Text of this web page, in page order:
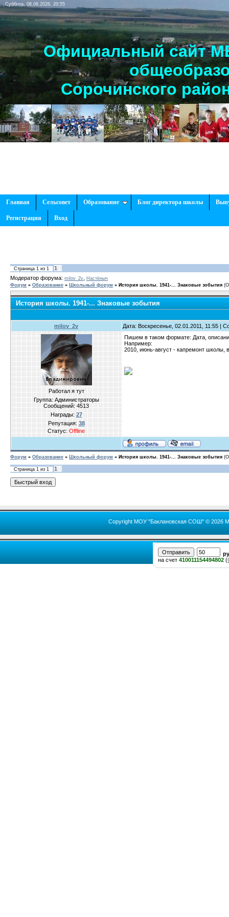
Суббота, 08.08.2026, 20:55
Официальный сайт
Сорочинского
Главная Сельсовет Образование Блог директора школы
Регистрация Вход
Страница 1 из 1
1
Модератор форума: milov_2v, Настёныч
Форум » Образование » Школьный форум » История школы. 1941-... Знаковые зобытия
История школы. 1941-... Знаковые зобытия
milov_2v Дата: Воскресенье, 02.01.2011, 11:55 |
Работал я тут
Группа: Администраторы
Сообщений: 4513
Награды: 27
Репутация: 38
Статус: Offline
Пишем в таком формате: Дата,
Например:
2010, июнь-август - капремонт школы,
Форум » Образование » Школьный форум » История школы. 1941-... Знаковые зобытия
Страница 1 из 1 1
Copyright МОУ "Баклановская СОШ" © 2026
на счет 410011154494802 (